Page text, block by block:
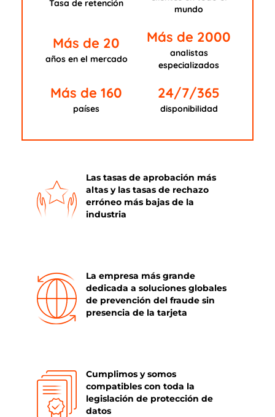
Tasa de retención
mundo
Más de 20
años en el mercado
Más de 2000
analistas
especializados
Más de 160
países
24/7/365
disponibilidad
Las tasas de aprobación más
altas y las tasas de rechazo
erróneo más bajas de la
industria
La empresa más grande
dedicada a soluciones globales
de prevención del fraude sin
presencia de la tarjeta
Cumplimos y somos
compatibles con toda la
legislación de protección de
datos